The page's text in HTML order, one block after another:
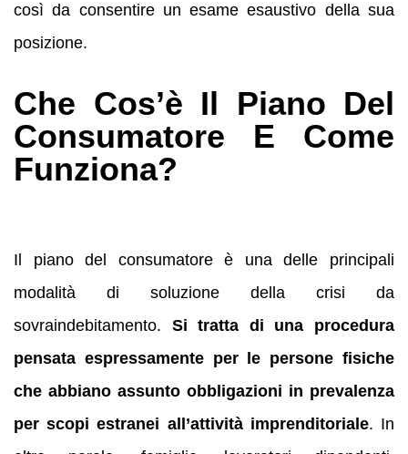
così da consentire un esame esaustivo della sua
posizione.
Che Cos’è Il Piano Del
Consumatore E Come
Funziona?
Il piano del consumatore è una delle principali
modalità di soluzione della crisi da
sovraindebitamento. Si tratta di una procedura
pensata espressamente per le persone fisiche
che abbiano assunto obbligazioni in prevalenza
per scopi estranei all’attività imprenditoriale. In